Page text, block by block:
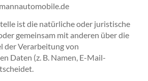
ist die natürliche oder juristische
gemeinsam mit anderen über die
der Verarbeitung von
Daten (z. B. Namen, E-Mail-